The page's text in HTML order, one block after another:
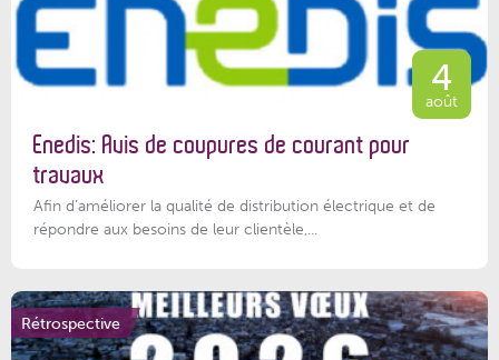
4
août
Enedis: Avis de coupures de courant pour
travaux
Afin d’améliorer la qualité de distribution électrique et de
répondre aux besoins de leur clientèle,...
Rétrospective